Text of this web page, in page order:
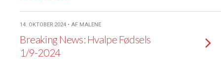
14. OKTOBER 2024 • AF MALENE
Breaking News: Hvalpe Fødsels
1/9-2024